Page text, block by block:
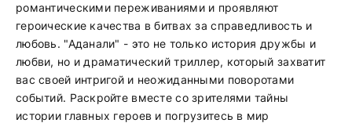
романтическими переживаниями и проявляют
героические качества в битвах за справедливость и
любовь. "Аданали" - это не только история дружбы и
любви, но и драматический триллер, который захватит
вас своей интригой и неожиданными поворотами
событий. Раскройте вместе со зрителями тайны
истории главных героев и погрузитесь в мир